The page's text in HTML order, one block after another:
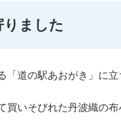
ました
道の駅あおがき」に立
いそびれた丹波織の布